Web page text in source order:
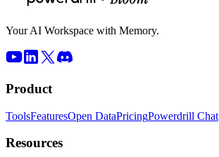
Your AI Workspace with Memory.
Product
ToolsFeaturesOpen DataPricingPowerdrill Chat
Resources